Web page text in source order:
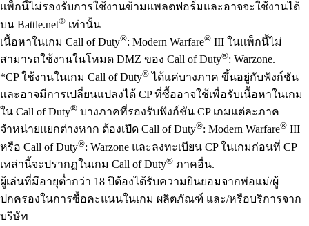
แพ็กนี้ไม่รองรับการใช้งานข้ามแพลตฟอร์มและอาจจะใช้งานได้
บน Battle.net® เท่านั้น
เนื้อหาในเกม Call of Duty®: Modern Warfare® III ในแพ็กนี้ไม่
สามารถใช้งานในโหมด DMZ ของ Call of Duty®: Warzone.
*CP ใช้งานในเกม Call of Duty® ได้แค่บางภาค ขึ้นอยู่กับฟังก์ชัน
และอาจมีการเปลี่ยนแปลงได้ CP ที่ซื้ออาจใช้เพื่อรับเนื้อหาในเกม
ใน Call of Duty® บางภาคที่รองรับฟังก์ชัน CP เกมแต่ละภาค
จำหน่ายแยกต่างหาก ต้องเปิด Call of Duty®: Modern Warfare® III
หรือ Call of Duty®: Warzone และลงทะเบียน CP ในเกมก่อนที่ CP
เหล่านี้จะปรากฏในเกม Call of Duty® ภาคอื่น.
ผู้เล่นที่มีอายุต่ำกว่า 18 ปีต้องได้รับความยินยอมจากพ่อแม่/ผู้
ปกครองในการซื้อคะแนนในเกม ผลิตภัณฑ์ และ/หรือบริการจาก
บริษัท